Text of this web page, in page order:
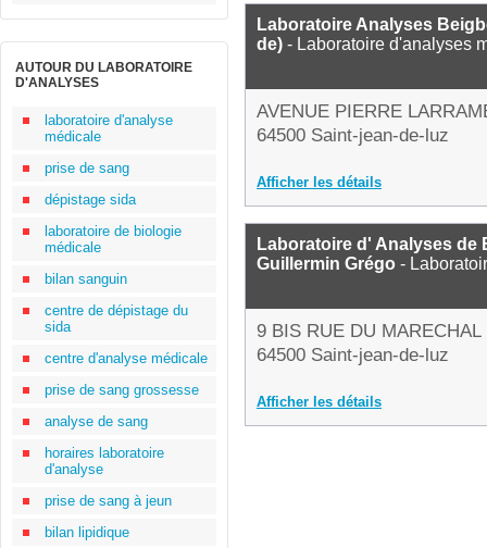
AUTOUR DU LABORATOIRE
D'ANALYSES
laboratoire d'analyse
médicale
prise de sang
dépistage sida
laboratoire de biologie
médicale
bilan sanguin
centre de dépistage du
sida
centre d'analyse médicale
prise de sang grossesse
analyse de sang
horaires laboratoire
d'analyse
prise de sang à jeun
bilan lipidique
Laboratoire Analyses
de) - Laboratoire d'analyses
AVENUE PIERRE
64500 Saint-jean-de-luz
Afficher les détails
Laboratoire d' Analyses de
Guillermin Grégo -
9 BIS RUE DU MARECHAL
64500 Saint-jean-de-luz
Afficher les détails